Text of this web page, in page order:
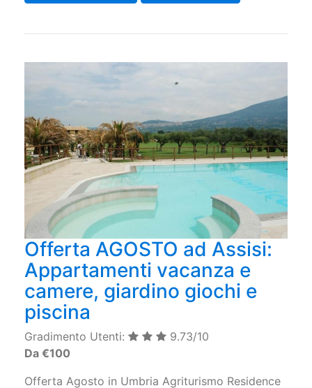
Offerta AGOSTO ad Assisi:
Appartamenti vacanza e
camere, giardino giochi e
piscina
Gradimento Utenti:
9.73/10
Da €100
Offerta Agosto in Umbria Agriturismo Residence